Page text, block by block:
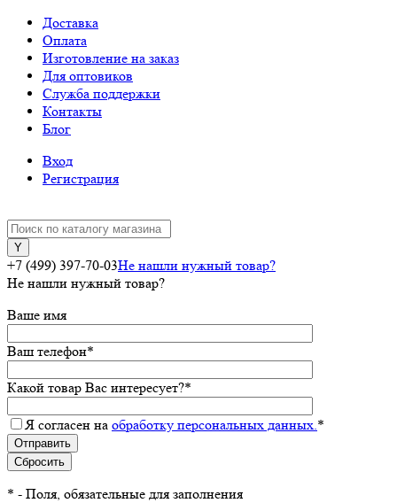
Доставка
Оплата
Изготовление на заказ
Для оптовиков
Служба поддержки
Контакты
Блог
Вход
Регистрация
+7 (499) 397-70-03Не нашли нужный товар?
Не нашли нужный товар?
Ваше имя
Ваш телефон*
Какой товар Вас интересует?*
Я согласен на обработку персональных данных.*
* - Поля, обязательные для заполнения